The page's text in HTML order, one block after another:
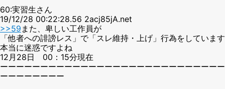
60:実習生さん
19/12/28 00:22:28.56 2acj85jA.net
>>59 また、卑しい工作員が
「他者への誹謗レス」で「スレ維持・上げ」行為をしています
本当に迷惑ですよね
12月28日 00：15分現在
ーーーーーーーーーーーーーーーーーーーーーーーーーーーー
ーーーーーーーー